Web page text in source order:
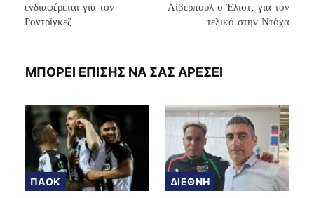
ενδιαφέρεται για τον
Ροντρίγκεζ
Λίβερπουλ ο Έλιοτ, για τον
τελικό στην Ντόχα
ΜΠΟΡΕΙ ΕΠΙΣΗΣ ΝΑ ΣΑΣ ΑΡΕΣΕΙ
ΠΑΟΚ ΔΙΕΘΝΗ